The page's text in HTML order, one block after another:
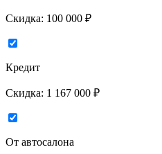
Скидка: 100 000 ₽
Кредит
Скидка: 1 167 000 ₽
От автосалона